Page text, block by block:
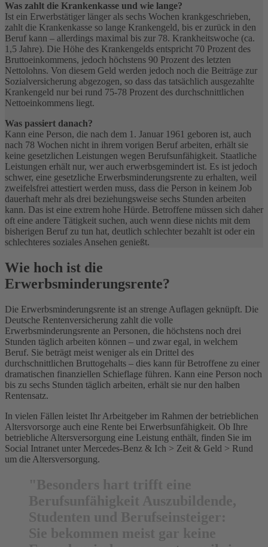
Was zahlt die Krankenkasse und wie lange?
Ist ein Erwerbstätiger länger als sechs Wochen krankgeschrieben,
zahlt die Krankenkasse so lange Krankengeld, bis er zurück in den
Beruf kann – allerdings maximal bis zur 78. Krankheitswoche (ca.
1,5 Jahre). Die Höhe des Krankengelds entspricht 70 Prozent des
Bruttoeinkommens, jedoch höchstens 90 Prozent des letzten
Nettolohns. Von diesem Geld werden jedoch noch die Beiträge zur
Sozialversicherung abgezogen, so dass das tatsächlich ausgezahlte
Krankengeld nur bei rund 75-78 Prozent des durchschnittlichen
Nettoeinkommens liegt.
Was passiert danach?
Kann eine Person, die nach dem 1. Januar 1961 geboren ist, auch
nach 78 Wochen nicht in ihrem vorigen Beruf arbeiten, erhält sie
keine gesetzlichen Leistungen wegen Berufsunfähigkeit. Staatliche
Leistungen erhält nur, wer auch erwerbsgemindert ist. Es ist jedoch
schwer, eine gesetzliche Erwerbsminderungsrente zu erhalten, weil
zweifelsfrei attestiert werden muss, dass die Person in keinem Job
dauerhaft mehr als drei beziehungsweise sechs Stunden arbeiten
kann. Das ist eine extrem hohe Hürde. Betroffene müssen sich daher
oft eine andere Tätigkeit suchen, auch wenn diese nichts mit dem
bisherigen Beruf zu tun hat, deutlich schlechter bezahlt ist oder ein
schlechteres soziales Ansehen genießt.
Wie hoch ist die
Erwerbsminderungsrente?
Die Erwerbsminderungsrente ist an strenge Auflagen geknüpft. Die
Deutsche Rentenversicherung zahlt die volle
Erwerbsminderungsrente an Personen, die höchstens noch drei
Stunden täglich arbeiten können – und zwar egal, in welchem
Beruf. Sie beträgt meist weniger als ein Drittel des
durchschnittlichen Bruttogehalts – dies kann für Betroffene zu einer
dramatischen finanziellen Schieflage führen. Kann eine Person noch
bis zu sechs Stunden täglich arbeiten, erhält sie nur den halben
Rentensatz.
In vielen Fällen leistet Ihr Arbeitgeber im Rahmen der betrieblichen
Altersvorsorge auch eine Rente bei Erwerbsunfähigkeit. Ob Ihre
betriebliche Altersversorgung eine Leistung enthält, finden Sie im
Social Intranet unter Mercedes-Benz & Ich > Zeit & Geld > Rund
um die Altersversorgung.